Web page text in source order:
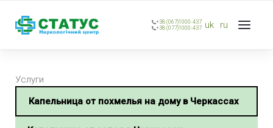
+38 (067)1000-437
+38 (077)1000-437 uk ru
Услуги
Капельница от похмелья на дому в Черкассах